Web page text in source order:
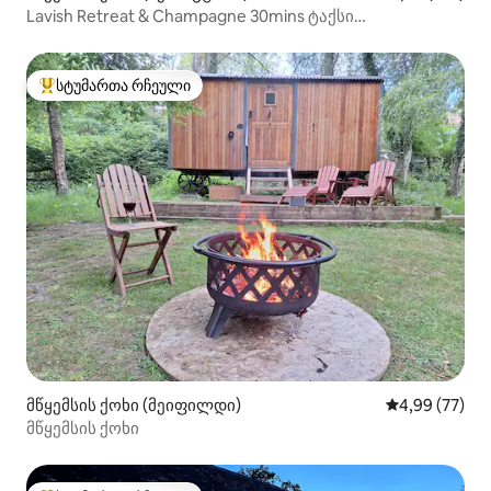
Lavish Retreat & Champagne 30mins ტაქსი
სტუმართა რჩეული მოწინავე ვარიანტი
სტუმართა რჩეული
მწყემსის ქოხი (მეიფილდი) საშუალო
4,99 (77)
მწყემსის ქოხი